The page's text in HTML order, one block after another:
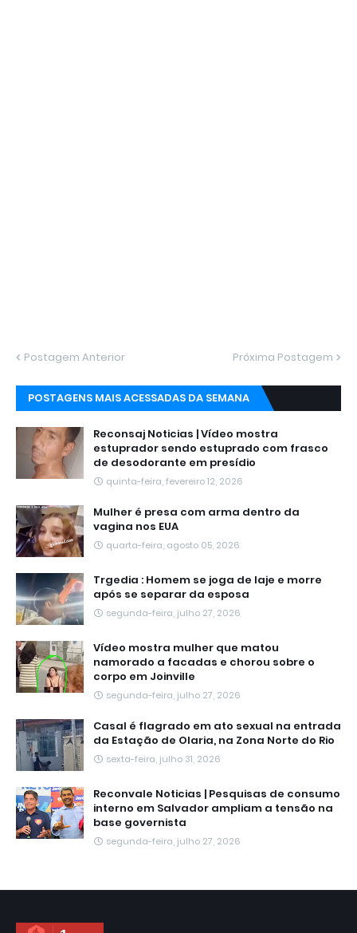
Postagem Anterior Próxima Postagem
POSTAGENS MAIS ACESSADAS DA SEMANA
Reconsaj Noticias | Vídeo mostra
estuprador sendo estuprado com frasco
de desodorante em presídio
quinta-feira, fevereiro 12, 2026
Mulher é presa com arma dentro da
vagina nos EUA
quarta-feira, agosto 05, 2026
Trgedia : Homem se joga de laje e morre
após se separar da esposa
segunda-feira, julho 27, 2026
Vídeo mostra mulher que matou
namorado a facadas e chorou sobre o
corpo em Joinville
segunda-feira, julho 27, 2026
Casal é flagrado em ato sexual na entrada
da Estação de Olaria, na Zona Norte do Rio
sexta-feira, julho 31, 2026
Reconvale Noticias | Pesquisas de consumo
interno em Salvador ampliam a tensão na
base governista
segunda-feira, julho 27, 2026